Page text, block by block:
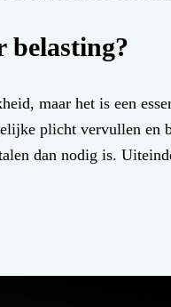
belasting?
maar het is een
plicht vervullen
dan nodig is.